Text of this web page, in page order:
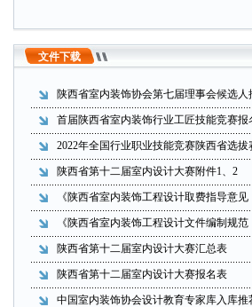
文件下载
陕西省室内装饰协会第七届理事会候选人
首届陕西省室内装饰行业工匠技能竞赛报
2022年全国行业职业技能竞赛陕西省选拔
陕西省第十二届室内设计大赛附件1、2
《陕西省室内装饰工程设计取费指导意见
《陕西省室内装饰工程设计文件编制规范
陕西省第十二届室内设计大赛汇总表
陕西省第十二届室内设计大赛报名表
中国室内装饰协会设计教育专家库入库推